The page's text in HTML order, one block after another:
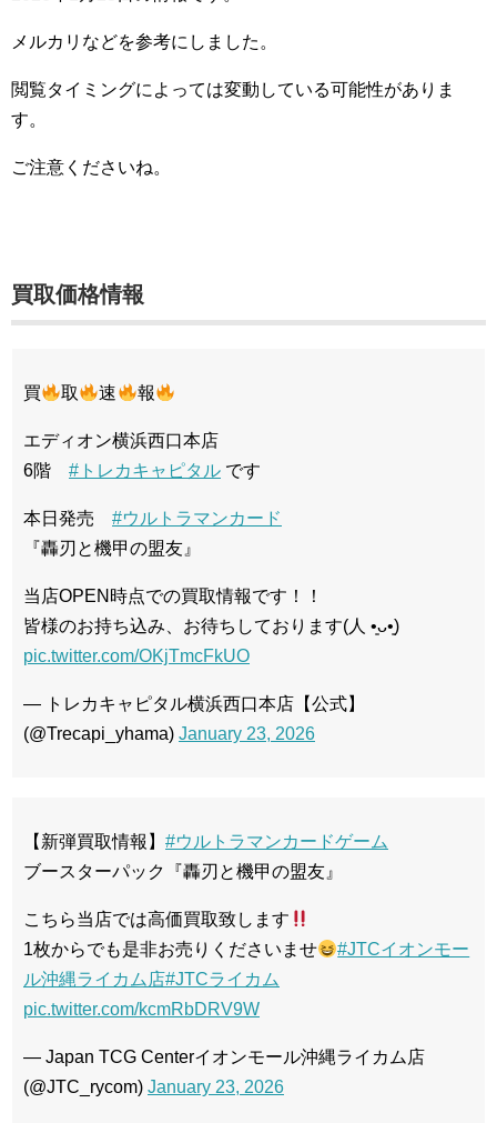
メルカリなどを参考にしました。
閲覧タイミングによっては変動している可能性がありま
す。
ご注意くださいね。
買取価格情報
買 取 速 報
エディオン横浜西口本店
6階 #トレカキャピタル です
本日発売 #ウルトラマンカード
『轟刃と機甲の盟友』
当店OPEN時点での買取情報です！！
皆様のお持ち込み、お待ちしております(⁠人⁠ ⁠•͈⁠ᴗ⁠•͈⁠)
pic.twitter.com/OKjTmcFkUO
— トレカキャピタル横浜西口本店【公式】
(@Trecapi_yhama) January 23, 2026
【新弾買取情報】 #ウルトラマンカードゲーム
ブースターパック『轟刃と機甲の盟友』
こちら当店では高価買取致します
1枚からでも是非お売りくださいませ
#JTCイオンモー
ル沖縄ライカム店#JTCライカム
pic.twitter.com/kcmRbDRV9W
— Japan TCG Centerイオンモール沖縄ライカム店
(@JTC_rycom) January 23, 2026